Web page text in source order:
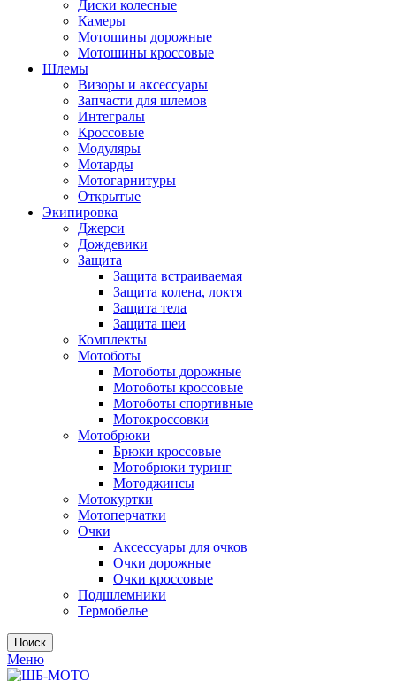
Диски колесные
Камеры
Мотошины дорожные
Мотошины кроссовые
Шлемы
Визоры и аксессуары
Запчасти для шлемов
Интегралы
Кроссовые
Модуляры
Мотарды
Мотогарнитуры
Открытые
Экипировка
Джерси
Дождевики
Защита
Защита встраиваемая
Защита колена, локтя
Защита тела
Защита шеи
Комплекты
Мотоботы
Мотоботы дорожные
Мотоботы кроссовые
Мотоботы спортивные
Мотокроссовки
Мотобрюки
Брюки кроссовые
Мотобрюки туринг
Мотоджинсы
Мотокуртки
Мотоперчатки
Очки
Аксессуары для очков
Очки дорожные
Очки кроссовые
Подшлемники
Термобелье
Поиск
Меню